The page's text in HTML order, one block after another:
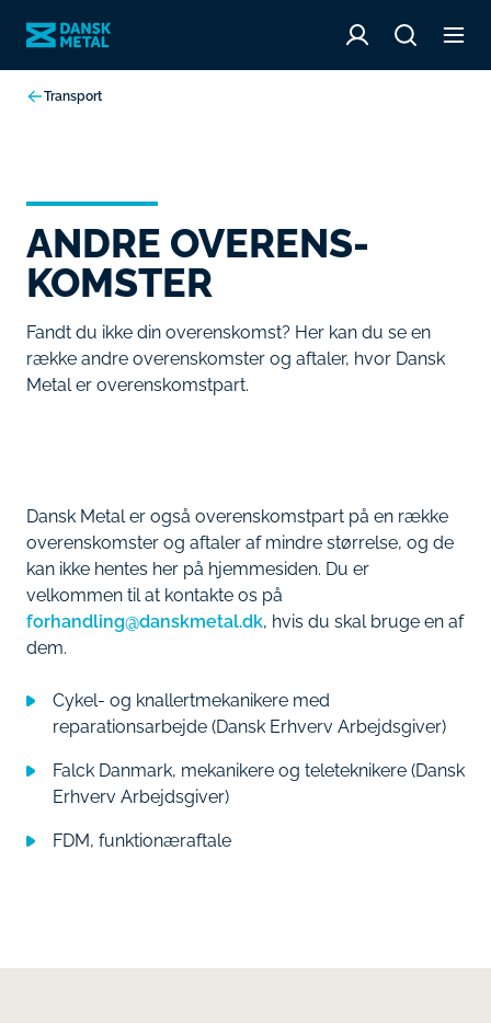
Transport
ANDRE OVERENS­
KOMSTER
Fandt du ikke din overenskomst? Her kan du se en
række andre overenskomster og aftaler, hvor Dansk
Metal er overenskomstpart.
Dansk Metal er også overenskomstpart på en række
overenskomster og aftaler af mindre størrelse, og de
kan ikke hentes her på hjemmesiden. Du er
velkommen til at kontakte os på
forhandling@danskmetal.dk, hvis du skal bruge en af
dem.
Cykel- og knallertmekanikere med
reparationsarbejde (Dansk Erhverv Arbejdsgiver)
Falck Danmark, mekanikere og teleteknikere (Dansk
Erhverv Arbejdsgiver)
FDM, funktionæraftale